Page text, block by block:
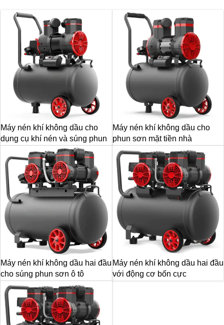
Máy nén khí không dầu cho
dụng cụ khí nén và súng phun
Máy nén khí không dầu cho
phun sơn mặt tiền nhà
Máy nén khí không dầu hai đầu
cho súng phun sơn ô tô
Máy nén khí không dầu hai đầu
với động cơ bốn cực